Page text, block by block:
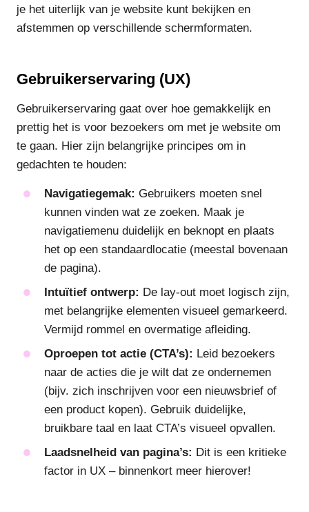
je het uiterlijk van je website kunt bekijken en
afstemmen op verschillende schermformaten.
Gebruikerservaring (UX)
Gebruikerservaring gaat over hoe gemakkelijk en
prettig het is voor bezoekers om met je website om
te gaan. Hier zijn belangrijke principes om in
gedachten te houden:
Navigatiegemak: Gebruikers moeten snel
kunnen vinden wat ze zoeken. Maak je
navigatiemenu duidelijk en beknopt en plaats
het op een standaardlocatie (meestal bovenaan
de pagina).
Intuïtief ontwerp: De lay-out moet logisch zijn,
met belangrijke elementen visueel gemarkeerd.
Vermijd rommel en overmatige afleiding.
Oproepen tot actie (CTA’s): Leid bezoekers
naar de acties die je wilt dat ze ondernemen
(bijv. zich inschrijven voor een nieuwsbrief of
een product kopen). Gebruik duidelijke,
bruikbare taal en laat CTA’s visueel opvallen.
Laadsnelheid van pagina’s: Dit is een kritieke
factor in UX – binnenkort meer hierover!